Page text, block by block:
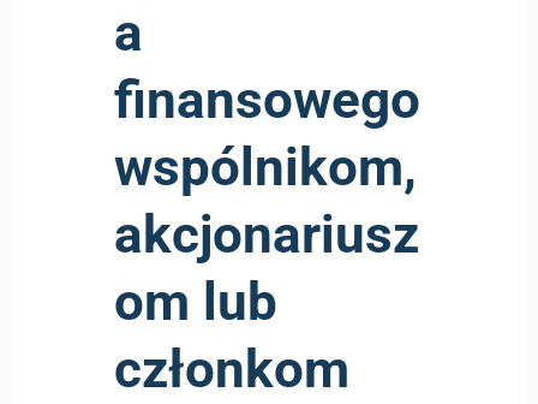
a
finansowego
wspólnikom,
akcjonariusz
om lub
członkom